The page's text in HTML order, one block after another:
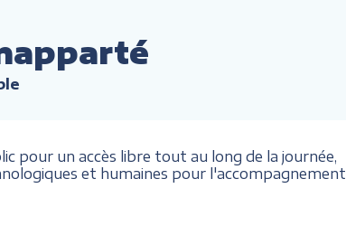
pour un accès libre tout au long de la journée,
et humaines pour l'accompagnement